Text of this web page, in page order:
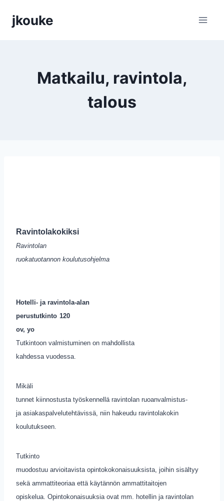
sisältöön
jkouke
Matkailu, ravintola,
talous
Ravintolakokiksi
Ravintolan
ruokatuotannon koulutusohjelma
Hotelli- ja ravintola-alan
perustutkinto 120
ov, yo
Tutkintoon valmistuminen on mahdollista
kahdessa vuodessa.
Mikäli
tunnet kiinnostusta työskennellä ravintolan ruoanvalmistus-
ja asiakaspalvelutehtävissä, niin hakeudu ravintolakokin
koulutukseen.
Tutkinto
muodostuu arvioitavista opintokokonaisuuksista, joihin sisältyy
sekä ammattiteoriaa että käytännön ammattitaitojen
opiskelua. Opintokonaisuuksia ovat mm. hotellin ja ravintolan